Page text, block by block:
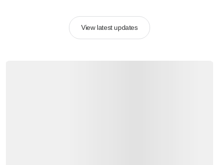
View latest updates